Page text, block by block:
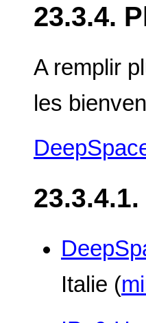
23.3.4.
A remplir
les
Italie (